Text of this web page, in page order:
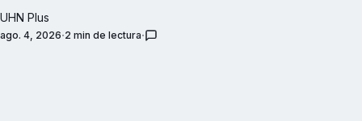
UHN Plus
ago. 4, 2026 2 min de lectura